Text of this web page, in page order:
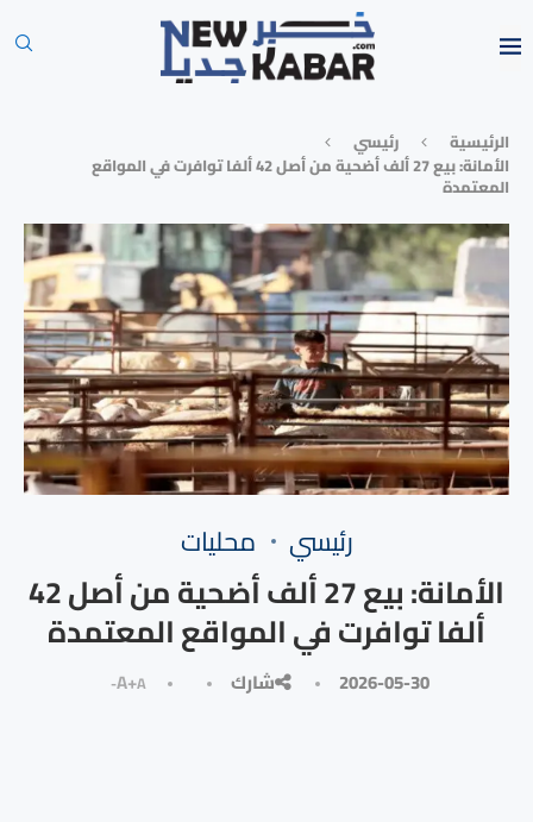
الرئيسية
رئيسي
الأمانة: بيع 27 ألف أضحية من أصل 42 ألفا توافرت في المواقع
المعتمدة
رئيسي محليات
الأمانة: بيع 27 ألف أضحية من أصل 42
ألفا توافرت في المواقع المعتمدة
2026-05-30 شارك A+A-